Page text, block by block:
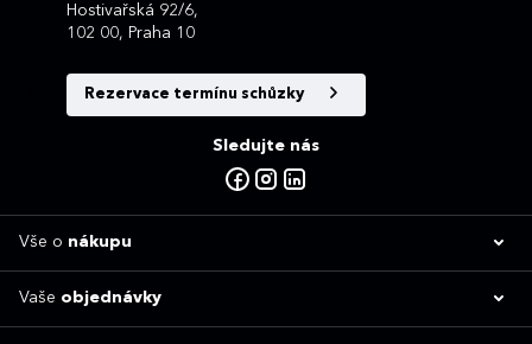
Hostivařská 92/6,
102 00, Praha 10
Rezervace termínu schůzky
Sledujte nás
Vše o nákupu
Vaše objednávky